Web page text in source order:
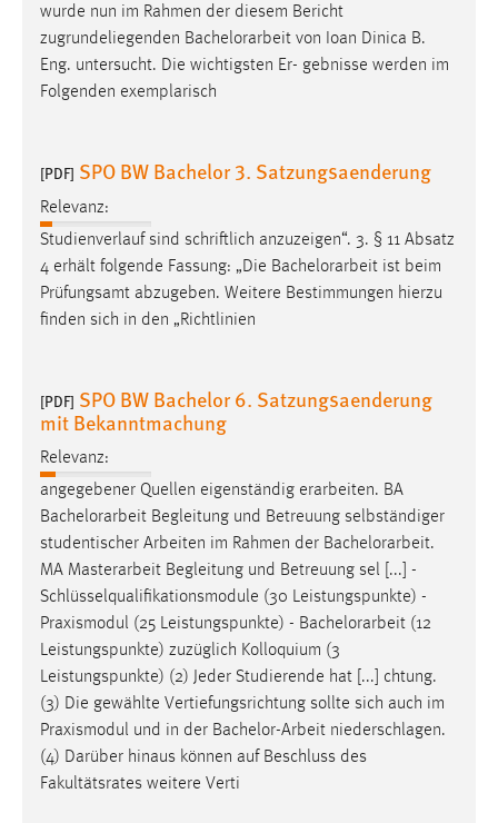
wurde nun im Rahmen der diesem Bericht
zugrundeliegenden Bachelorarbeit von Ioan Dinica B.
Eng. untersucht. Die wichtigsten Er- gebnisse werden im
Folgenden exemplarisch
[PDF] SPO BW Bachelor 3. Satzungsaenderung
Relevanz:
Studienverlauf sind schriftlich anzuzeigen“. 3. § 11 Absatz
4 erhält folgende Fassung: „Die Bachelorarbeit ist beim
Prüfungsamt abzugeben. Weitere Bestimmungen hierzu
finden sich in den „Richtlinien
[PDF] SPO BW Bachelor 6. Satzungsaenderung
mit Bekanntmachung
Relevanz:
angegebener Quellen eigenständig erarbeiten. BA
Bachelorarbeit Begleitung und Betreuung selbständiger
studentischer Arbeiten im Rahmen der Bachelorarbeit.
MA Masterarbeit Begleitung und Betreuung sel [...] -
Schlüsselqualifikationsmodule (30 Leistungspunkte) -
Praxismodul (25 Leistungspunkte) - Bachelorarbeit (12
Leistungspunkte) zuzüglich Kolloquium (3
Leistungspunkte) (2) Jeder Studierende hat [...] chtung.
(3) Die gewählte Vertiefungsrichtung sollte sich auch im
Praxismodul und in der Bachelor-Arbeit niederschlagen.
(4) Darüber hinaus können auf Beschluss des
Fakultätsrates weitere Verti
Marketing Cookies werden von Drittanbietern
verwendet, um personalisierte Werbung anzuzeigen.
Sie tun dies, indem sie Besucher über Websites
hinweg verfolgen.
_gcl_au
Anbieter:
Google Ireland Limited
Zweck:
Cookie Laufzeit:
3 Monate
Facebook Pixel
Name:
_fbp
Anbieter:
Facebook
Zweck:
Conversion-Tracking
Cookie Laufzeit: